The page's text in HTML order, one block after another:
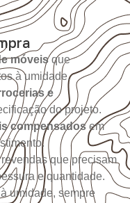
móveisque
à umidade.
e
do projeto.
compensadosem
que precisam
e quantidade.
umidade, sempre